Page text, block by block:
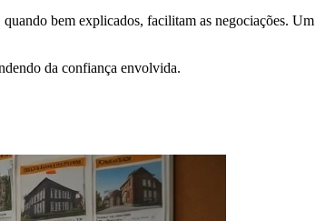
quando bem explicados, facilitam as negociações. Um
da confiança envolvida.